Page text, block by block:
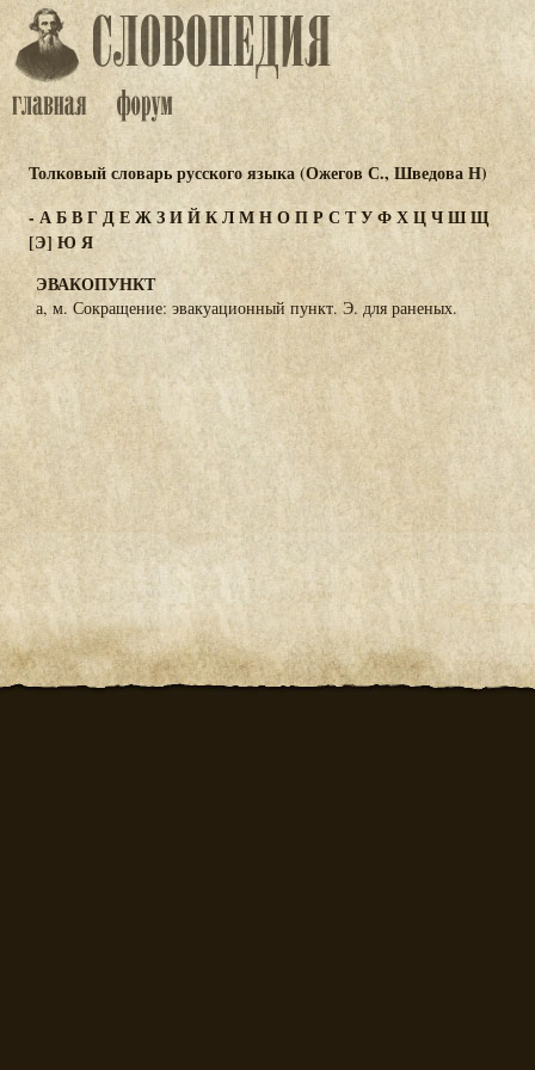
Толковый словарь русского языка (Ожегов С., Шведова Н)
-АБВГДЕЖЗИЙКЛМНОПР СТУФХЦЧШЩ
[Э] ЮЯ
ЭВАКОПУНКТ
а, м. Сокращение: эвакуационный пункт. Э. для раненых.